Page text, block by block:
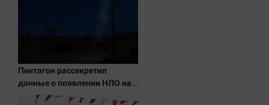
Пентагон рассекретил
данные о появлении НЛО на
Ближнем Востоке